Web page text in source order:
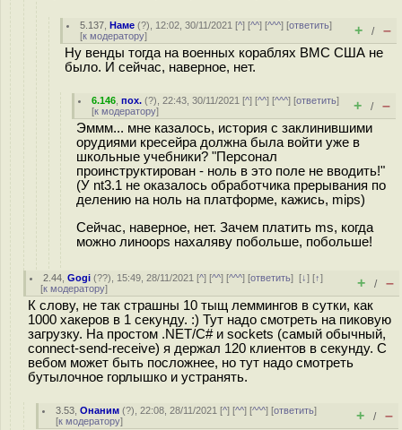
5.137 ,Наме (?), 12:02, 30/11/2021 [^] [^^] [^^^] [ответить]
[к модератору] + / –
Ну венды тогда на военных кораблях ВМС США не
было. И сейчас, наверное, нет.
6.146 ,пох. (?), 22:43, 30/11/2021 [^] [^^] [^^^] [ответить]
[к модератору] + / –
Эммм... мне казалось, история с заклинившими
орудиями кресейра должна была войти уже в
школьные учебники? "Персонал
проинструктирован - ноль в это поле не вводить!"
(У nt3.1 не оказалось обработчика прерывания по
делению на ноль на платформе, кажись, mips)
Сейчас, наверное, нет. Зачем платить ms, когда
можно линoops нахаляву побольше, побольше!
2.44 ,Gogi (??), 15:49, 28/11/2021 [^] [^^] [^^^] [ответить][↓] [↑]
[к модератору] + / –
К слову, не так страшны 10 тыщ леммингов в сутки, как
1000 хакеров в 1 секунду. :) Тут надо смотреть на пиковую
загрузку. На простом .NET/C# и sockets (самый обычный,
connect-send-receive) я держал 120 клиентов в секунду. С
вебом может быть посложнее, но тут надо смотреть
бутылочное горлышко и устранять.
3.53 ,Онаним (?), 22:08, 28/11/2021 [^] [^^] [^^^] [ответить]
[к модератору] + / –